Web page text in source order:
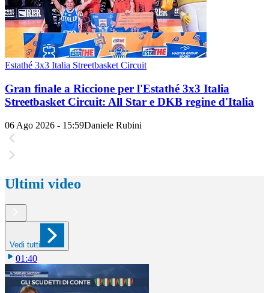
Estathé 3x3 Italia Streetbasket Circuit
Gran finale a Riccione per l'Estathé 3x3 Italia
Streetbasket Circuit: All Star e DKB regine d'Italia
06 Ago 2026 - 15:59Daniele Rubini
Ultimi video
Vedi tutti
01:40